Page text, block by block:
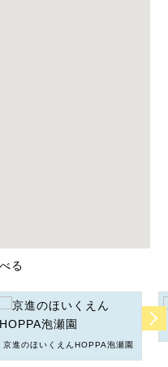
京進のほいくえんHOPPA泡瀬園